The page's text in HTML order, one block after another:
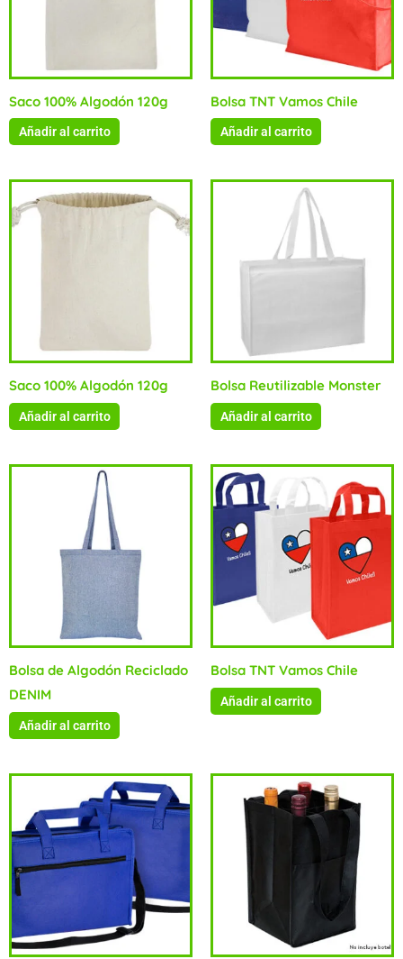
Saco 100% Algodón 120g
Añadir al carrito
Bolsa TNT Vamos Chile
Añadir al carrito
Saco 100% Algodón 120g
Añadir al carrito
Bolsa Reutilizable Monster
Añadir al carrito
Bolsa de Algodón Reciclado
DENIM
Añadir al carrito
Bolsa TNT Vamos Chile
Añadir al carrito